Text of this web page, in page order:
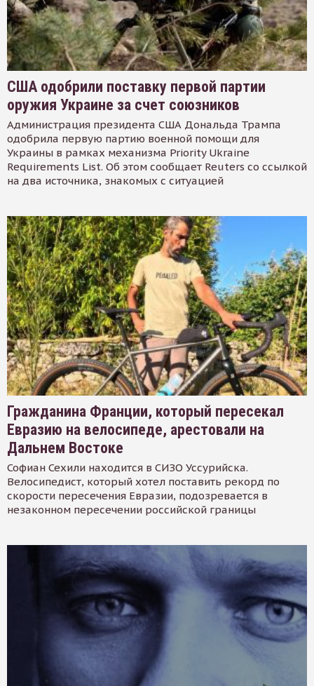
США одобрили поставку первой партии
оружия Украине за счет союзников
Администрация президента США Дональда Трампа
одобрила первую партию военной помощи для
Украины в рамках механизма Priority Ukraine
Requirements List. Об этом сообщает Reuters со ссылкой
на два источника, знакомых с ситуацией
Гражданина Франции, который пересекал
Евразию на велосипеде, арестовали на
Дальнем Востоке
Софиан Сехили находится в СИЗО Уссурийска.
Велосипедист, который хотел поставить рекорд по
скорости пересечения Евразии, подозревается в
незаконном пересечении российской границы